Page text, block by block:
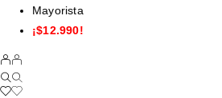
Mayorista
¡$12.990!